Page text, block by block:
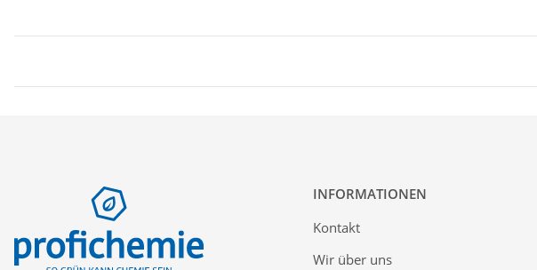
INFORMATIONEN
Kontakt
Wir über uns